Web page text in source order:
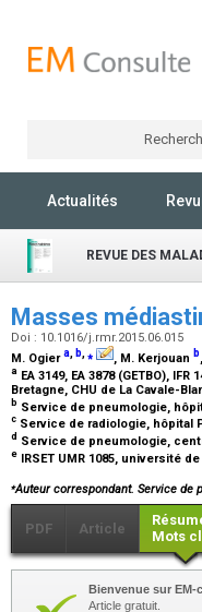
Actualités
REVUE DES
Masses
Doi : 10.1016/j.rmr.2015.06.015
M. Ogiera, b,⁎ , M. Kerjouan b
a EA 3149, EA 3878 (GETBO),
Bretagne, CHU de La Cavale-
b Service de pneumologie,
c Service de radiologie, hôpital
d Service de pneumologie,
e IRSET UMR 1085, université
⁎Auteur correspondant. Service de
PDF Article
Mots
Bienvenue sur
Article gratuit.